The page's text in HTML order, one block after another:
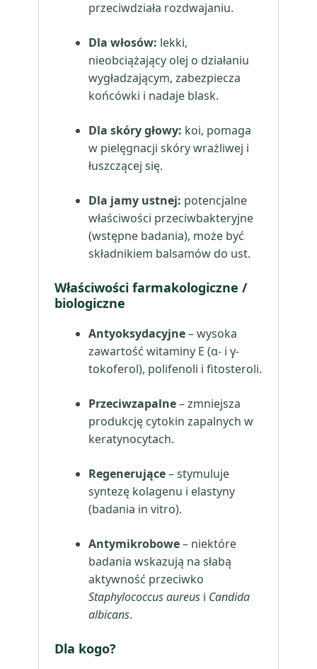
przeciwdziała rozdwajaniu.
Dla włosów: lekki,
nieobciążający olej o działaniu
wygładzającym, zabezpiecza
końcówki i nadaje blask.
Dla skóry głowy: koi, pomaga
w pielęgnacji skóry wrażliwej i
łuszczącej się.
Dla jamy ustnej: potencjalne
właściwości przeciwbakteryjne
(wstępne badania), może być
składnikiem balsamów do ust.
Właściwości farmakologiczne /
biologiczne
Antyoksydacyjne– wysoka
zawartość witaminy E (α- i γ-
tokoferol), polifenoli i fitosteroli.
Przeciwzapalne– zmniejsza
produkcję cytokin zapalnych w
keratynocytach.
Regenerujące– stymuluje
syntezę kolagenu i elastyny
(badania in vitro).
Antymikrobowe– niektóre
badania wskazują na słabą
aktywność przeciwko
Staphylococcus aureus i Candida
albicans.
Dla kogo?